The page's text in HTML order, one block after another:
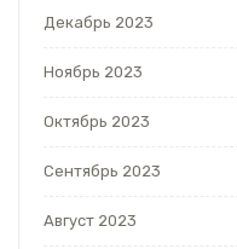
Декабрь 2023
Ноябрь 2023
Октябрь 2023
Сентябрь 2023
Август 2023